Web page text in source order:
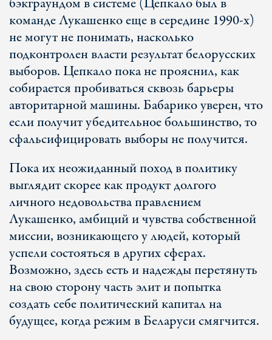
команде Лукашенко еще в середине 1990-х)
не могут не понимать, насколько
подконтролен власти результат белорусских
выборов. Цепкало пока не прояснил, как
собирается пробиваться сквозь барьеры
авторитарной машины. Бабарико уверен, что
если получит убедительное большинство, то
сфальсифицировать выборы не получится.
Пока их неожиданный поход в политику
выглядит скорее как продукт долгого
личного недовольства правлением
Лукашенко, амбиций и чувства собственной
миссии, возникающего у людей, который
успели состояться в других сферах.
Возможно, здесь есть и надежды перетянуть
на свою сторону часть элит и попытка
создать себе политический капитал на
будущее, когда режим в Беларуси смягчится.